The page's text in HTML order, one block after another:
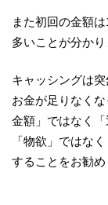
また初回の金額
多いことが分かり
キャッシングは
お金が足りなく
金額」ではなく「
「物欲」ではな
することをお勧め